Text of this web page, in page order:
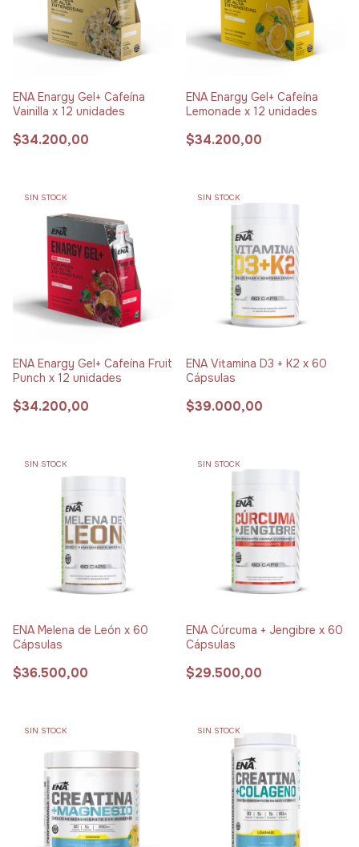
ENA Enargy Gel+ Cafeína
Vainilla x 12 unidades
$34.200,00
ENA Enargy Gel+ Cafeína
Lemonade x 12 unidades
$34.200,00
SIN STOCK
ENA Enargy Gel+ Cafeína Fruit
Punch x 12 unidades
$34.200,00
SIN STOCK
ENA Vitamina D3 + K2 x 60
Cápsulas
$39.000,00
SIN STOCK
ENA Melena de León x 60
Cápsulas
$36.500,00
SIN STOCK
ENA Cúrcuma + Jengibre x 60
Cápsulas
$29.500,00
SIN STOCK SIN STOCK